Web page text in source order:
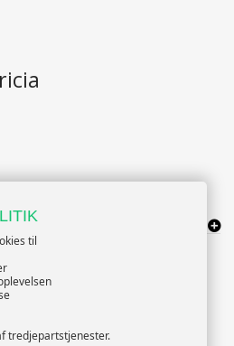
til
tredjepartstjenester.